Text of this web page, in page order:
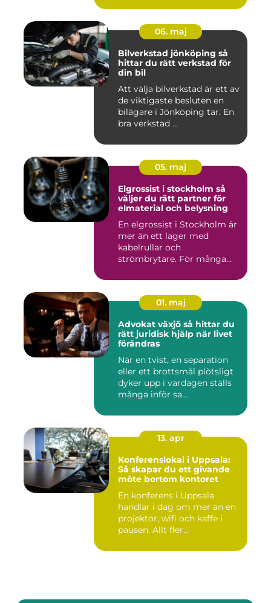
06. maj
Bilverkstad jönköping så
hittar du rätt verkstad för
din bil
Att välja bilverkstad är ett av
de viktigaste besluten en
bilägare i Jönköping tar. En
bra verkstad ...
05. maj
Elgrossist i stockholm så
väljer du rätt partner för
elmaterial och belysning
En elgrossist i Stockholm är
mer än ett lager med
kabelrullar och
strömbrytare. För många
01. maj
Advokat växjö så hittar du
rätt juridisk hjälp när livet
förändras
När en tvist, en separation
eller ett brottsmål plötsligt
dyker upp i vardagen ställs
många inför sa...
13. apr
Konferenslokal i Uppsala:
Så skapar du ett givande
möte bortom kontoret
En konferens i Uppsala
handlar i dag om mer än en
projektor, wifi och kaffe i
pausen. Allt fler...